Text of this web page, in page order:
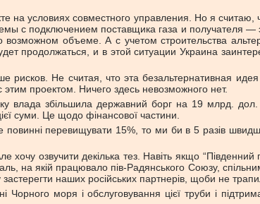
на условиях совместного управления. Но я считаю,
с подключением поставщика газа и получателя —
объеме. А с учетом строительства
продолжаться, и в этой ситуации Украина
рисков. Не считая, что эта безальтернативная
проектом. Ничего здесь невозможного нет.
влада збільшила державний борг на 19 млрд. дол.
суми. Це щодо фінансової частини.
повинні перевищувати 15%, то ми би в 5 разів
озвучити декілька тез. Навіть якщо “Південний
на якій працювало пів-Радянського Союзу,
наших російських партнерів, щоби не
моря і обслуговування цієї труби і